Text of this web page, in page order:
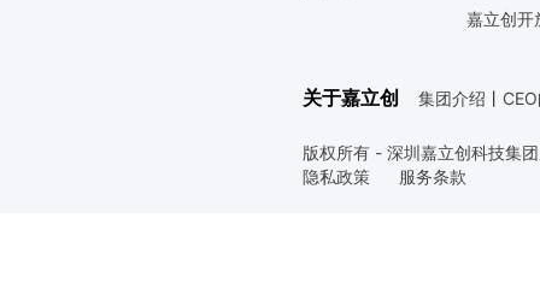
嘉立创开
关于嘉立创 集团介绍 丨
版权所有 - 深圳嘉立创科技集
隐私政策
服务条款